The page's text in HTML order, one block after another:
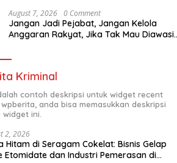
August 7, 2026 0 Comment
Jangan Jadi Pejabat, Jangan Kelola
Anggaran Rakyat, Jika Tak Mau Diawasi
Kriminal
contoh deskripsi untuk widget recent
anda bisa memasukkan deskripsi
widget ini.
2, 2026
Hitam di Seragam Cokelat: Bisnis Gelap
Etomidate dan Industri Pemerasan di